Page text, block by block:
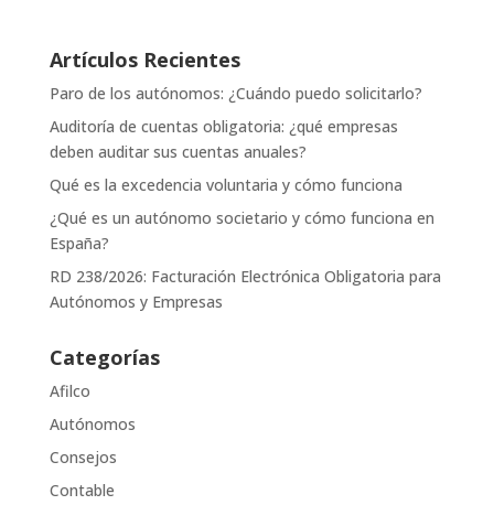
Artículos Recientes
Paro de los autónomos: ¿Cuándo puedo solicitarlo?
Auditoría de cuentas obligatoria: ¿qué empresas
deben auditar sus cuentas anuales?
Qué es la excedencia voluntaria y cómo funciona
¿Qué es un autónomo societario y cómo funciona en
España?
RD 238/2026: Facturación Electrónica Obligatoria para
Autónomos y Empresas
Categorías
Afilco
Autónomos
Consejos
Contable